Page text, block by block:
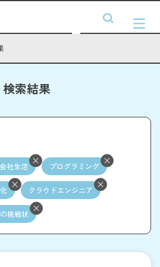
検索結果
会社生活 プログラミング
クラウドエンジニア
挑戦状